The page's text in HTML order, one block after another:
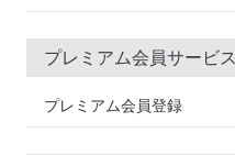
プレミアム会員サービス
プレミアム会員登録